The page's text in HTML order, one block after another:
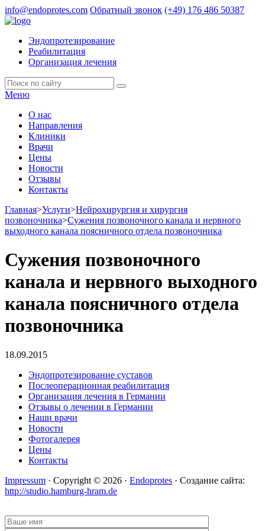
info@endoprotes.com Обратный звонок (+49) 176 486 50387
Эндопротезирование
Реабилитация
Организация лечения
Меню
О нас
Направления
Клиники
Врачи
Цены
Новости
Отзывы
Контакты
Главная>Услуги>Нейрохирургия и хирургия
позвоночника>Сужения позвоночного канала и нервного
выходного канала поясничного отдела позвоночника
Сужения позвоночного
канала и нервного выходного
канала поясничного отдела
позвоночника
18.09.2015
Эндопротезирование суставов
Послеоперационная реабилитация
Организация лечения в Германии
Отзывы о лечении в Германии
Наши врачи
Новости
Фотогалерея
Цены
Контакты
Impressum · Copyright © 2026 · Endoprotes · Создание сайта:
http://studio.hamburg-hram.de